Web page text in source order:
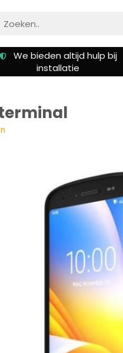
Klanten beoordelen ons met
een 9.3